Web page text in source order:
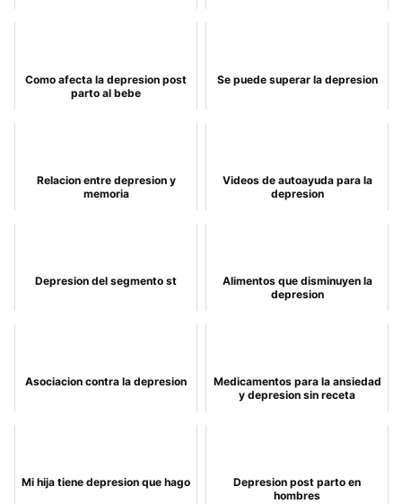
Como afecta la depresion post
parto al bebe
Se puede superar la depresion
Relacion entre depresion y
memoria
Videos de autoayuda para la
depresion
Depresion del segmento st
Alimentos que disminuyen la
depresion
Asociacion contra la depresion
Medicamentos para la ansiedad
y depresion sin receta
Mi hija tiene depresion que hago
Depresion post parto en
hombres